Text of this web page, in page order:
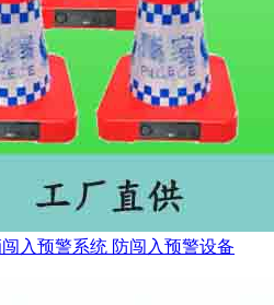
入预警系统 防闯入预警设备